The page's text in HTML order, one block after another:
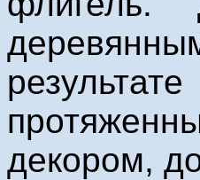
декором,